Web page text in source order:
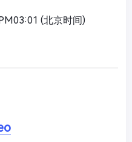
(北京时间)